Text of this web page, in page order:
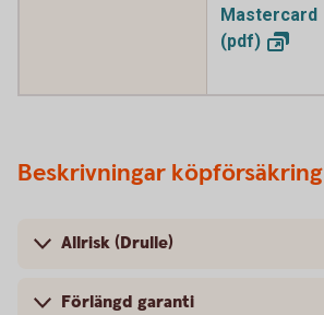
Mastercard
(pdf)
Beskrivningar köpförsäkring
Allrisk (Drulle)
Förlängd garanti